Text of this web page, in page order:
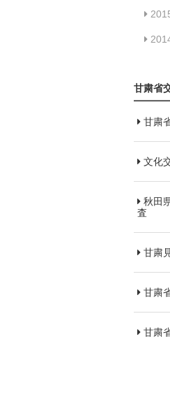
甘粛省
甘粛
文化
秋田
査
甘粛
甘粛
甘粛